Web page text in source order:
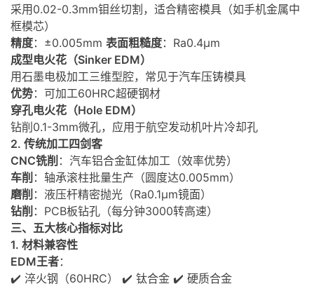
采用0.02-0.3mm钼丝切割，适合精密模具（如手机金属中
框模芯）
精度：±0.005mm 表面粗糙度：Ra0.4μm
成型电火花（Sinker EDM）
用石墨电极加工三维型腔，常见于汽车压铸模具
优势：可加工60HRC超硬钢材
穿孔电火花（Hole EDM）
钻削0.1-3mm微孔，应用于航空发动机叶片冷却孔
2. 传统加工四剑客
CNC铣削 ：汽车铝合金缸体加工（效率优势）
车削 ：轴承滚柱批量生产（圆度达0.005mm）
磨削 ：液压杆精密抛光（Ra0.1μm镜面）
钻削 ：PCB板钻孔（每分钟3000转高速）
三、五大核心指标对比
1. 材料兼容性
EDM王者：
✔️ 淬火钢（60HRC） ✔️ 钛合金 ✔️ 硬质合金